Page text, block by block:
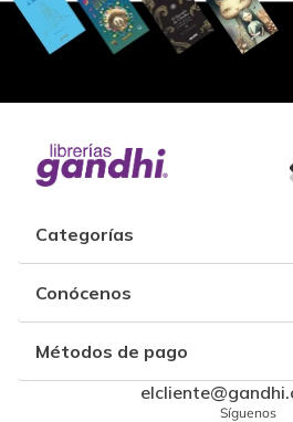
Categorías
Conócenos
Métodos de pago
Síguenos